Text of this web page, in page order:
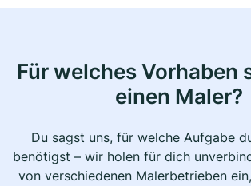
Für welches Vorhaben
einen Maler?
Du sagst uns, für welche Aufgabe
benötigst – wir holen für dich
von verschiedenen Malerbetrieben